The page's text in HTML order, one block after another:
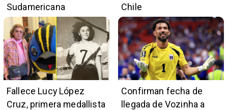
Sudamericana
Chile
Fallece Lucy López
Cruz, primera medallista
Confirman fecha de
llegada de Vozinha a